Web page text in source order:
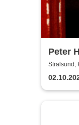
Peter
Stralsund,